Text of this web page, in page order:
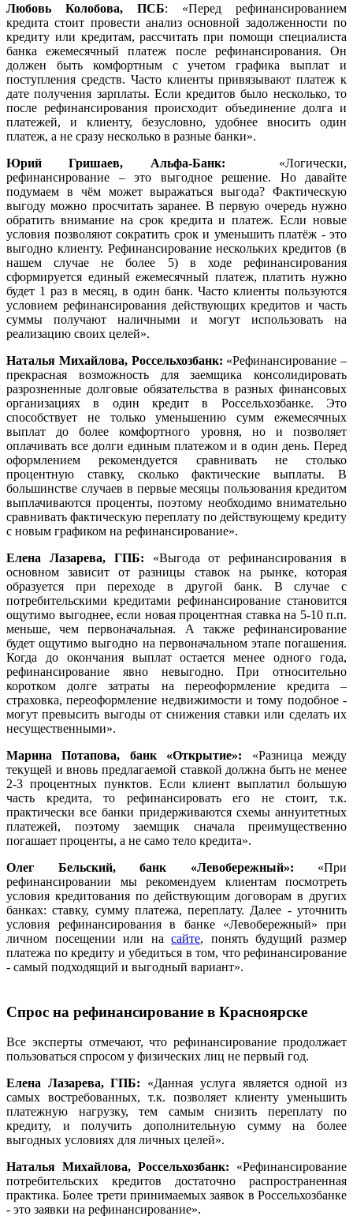
Любовь Колобова, ПСБ: «Перед рефинансированием
кредита стоит провести анализ основной задолженности по
кредиту или кредитам, рассчитать при помощи специалиста
банка ежемесячный платеж после рефинансирования. Он
должен быть комфортным с учетом графика выплат и
поступления средств. Часто клиенты привязывают платеж к
дате получения зарплаты. Если кредитов было несколько, то
после рефинансирования происходит объединение долга и
платежей, и клиенту, безусловно, удобнее вносить один
платеж, а не сразу несколько в разные банки».
Юрий Гришаев, Альфа-Банк:
«Логически,
рефинансирование – это выгодное решение. Но давайте
подумаем в чём может выражаться выгода? Фактическую
выгоду можно просчитать заранее. В первую очередь нужно
обратить внимание на срок кредита и платеж. Если новые
условия позволяют сократить срок и уменьшить платёж - это
выгодно клиенту. Рефинансирование нескольких кредитов (в
нашем случае не более 5) в ходе рефинансирования
сформируется единый ежемесячный платеж, платить нужно
будет 1 раз в месяц, в один банк. Часто клиенты пользуются
условием рефинансирования действующих кредитов и часть
суммы получают наличными и могут использовать на
реализацию своих целей».
Наталья Михайлова, Россельхозбанк: «Рефинансирование –
прекрасная возможность для заемщика консолидировать
разрозненные долговые обязательства в разных финансовых
организациях в один кредит в Россельхозбанке. Это
способствует не только уменьшению сумм ежемесячных
выплат до более комфортного уровня, но и позволяет
оплачивать все долги единым платежом и в один день. Перед
оформлением рекомендуется сравнивать не столько
процентную ставку, сколько фактические выплаты. В
большинстве случаев в первые месяцы пользования кредитом
выплачиваются проценты, поэтому необходимо внимательно
сравнивать фактическую переплату по действующему кредиту
с новым графиком на рефинансирование».
Елена Лазарева, ГПБ: «Выгода от рефинансирования в
основном зависит от разницы ставок на рынке, которая
образуется при переходе в другой банк. В случае с
потребительскими кредитами рефинансирование становится
ощутимо выгоднее, если новая процентная ставка на 5-10 п.п.
меньше, чем первоначальная. А также рефинансирование
будет ощутимо выгодно на первоначальном этапе погашения.
Когда до окончания выплат остается менее одного года,
рефинансирование явно невыгодно. При относительно
коротком долге затраты на переоформление кредита –
страховка, переоформление недвижимости и тому подобное -
могут превысить выгоды от снижения ставки или сделать их
несущественными».
Марина Потапова, банк«Открытие»: «Разница между
текущей и вновь предлагаемой ставкой должна быть не менее
2-3 процентных пунктов. Если клиент выплатил большую
часть кредита, то рефинансировать его не стоит, т.к.
практически все банки придерживаются схемы аннуитетных
платежей, поэтому заемщик сначала преимущественно
погашает проценты, а не само тело кредита».
Олег Бельский, банк «Левобережный»: «При
рефинансировании мы рекомендуем клиентам посмотреть
условия кредитования по действующим договорам в других
банках: ставку, сумму платежа, переплату. Далее - уточнить
условия рефинансирования в банке «Левобережный» при
личном посещении или насайте, понять будущий размер
платежа по кредиту и убедиться в том, что рефинансирование
- самый подходящий и выгодный вариант».
Спрос на рефинансирование в Красноярске
Все эксперты отмечают, что рефинансирование продолжает
пользоваться спросом у физических лиц не первый год.
Елена Лазарева,ГПБ: «Данная услуга является одной из
самых востребованных, т.к. позволяет клиенту уменьшить
платежную нагрузку, тем самым снизить переплату по
кредиту, и получить дополнительную сумму на более
выгодных условиях для личных целей».
Наталья Михайлова, Россельхозбанк: «Рефинансирование
потребительских кредитов достаточно распространенная
практика. Более трети принимаемых заявок в Россельхозбанке
- это заявки на рефинансирование».